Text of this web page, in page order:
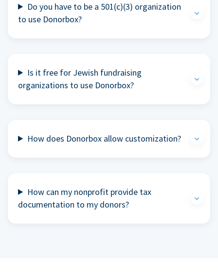
Do you have to be a 501(c)(3) organization
to use Donorbox?
Is it free for Jewish fundraising
organizations to use Donorbox?
How does Donorbox allow customization?
How can my nonprofit provide tax
documentation to my donors?